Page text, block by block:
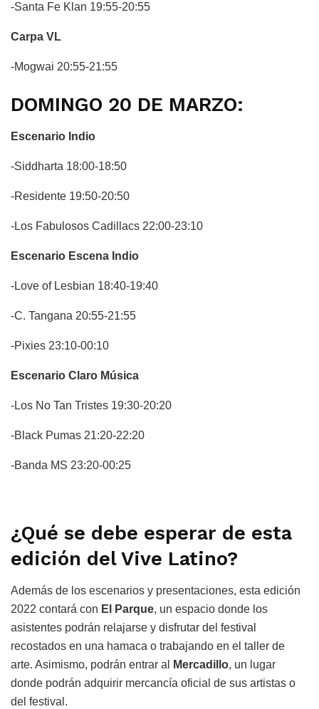
-Santa Fe Klan 19:55-20:55
Carpa VL
-Mogwai 20:55-21:55
DOMINGO 20 DE MARZO:
Escenario Indio
-Siddharta 18:00-18:50
-Residente 19:50-20:50
-Los Fabulosos Cadillacs 22:00-23:10
Escenario Escena Indio
-Love of Lesbian 18:40-19:40
-C. Tangana 20:55-21:55
-Pixies 23:10-00:10
Escenario Claro Música
-Los No Tan Tristes 19:30-20:20
-Black Pumas 21:20-22:20
-Banda MS 23:20-00:25
¿Qué se debe esperar de esta
edición del Vive Latino?
Además de los escenarios y presentaciones, esta edición
2022 contará con El Parque, un espacio donde los
asistentes podrán relajarse y disfrutar del festival
recostados en una hamaca o trabajando en el taller de
arte. Asimismo, podrán entrar al
Mercadillo, un lugar
donde podrán adquirir mercancía oficial de sus artistas o
del festival.